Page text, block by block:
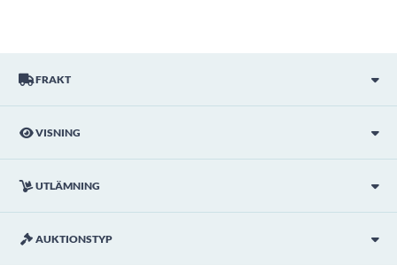
FRAKT
VISNING
UTLÄMNING
AUKTIONSTYP